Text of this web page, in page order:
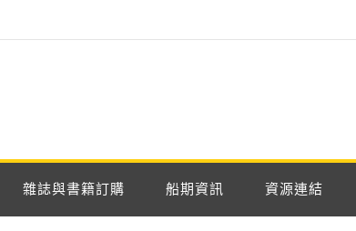
雜誌與書籍訂購 船期資訊 資源連結